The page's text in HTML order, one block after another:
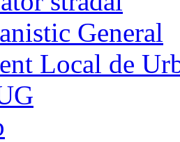
General
Local de